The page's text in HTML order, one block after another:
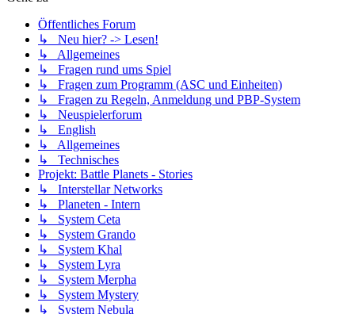
Öffentliches Forum
↳ Neu hier? -> Lesen!
↳ Allgemeines
↳ Fragen rund ums Spiel
↳ Fragen zum Programm (ASC und Einheiten)
↳ Fragen zu Regeln, Anmeldung und PBP-System
↳ Neuspielerforum
↳ English
↳ Allgemeines
↳ Technisches
Projekt: Battle Planets - Stories
↳ Interstellar Networks
↳ Planeten - Intern
↳ System Ceta
↳ System Grando
↳ System Khal
↳ System Lyra
↳ System Merpha
↳ System Mystery
↳ System Nebula